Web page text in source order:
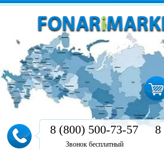
8 (800) 500-73-57
Звонок бесплатный
8